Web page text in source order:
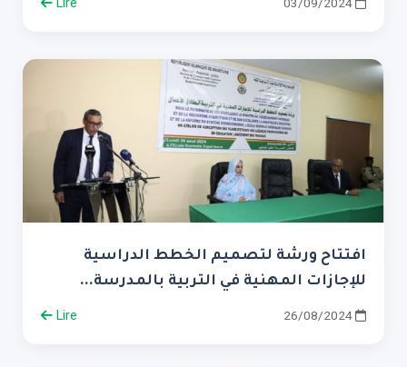
03/09/2024
Lire
افتتاح ورشة لتصميم الخطط الدراسية
للإجازات المهنية في التربية بالمدرسة...
26/08/2024
Lire